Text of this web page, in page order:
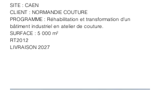
SITE : CAEN
CLIENT : NORMANDIE COUTURE
PROGRAMME : Réhabilitation et transformation d'un
bâtiment industriel en atelier de couture.
SURFACE : 5 000 m²
RT2012
LIVRAISON 2027